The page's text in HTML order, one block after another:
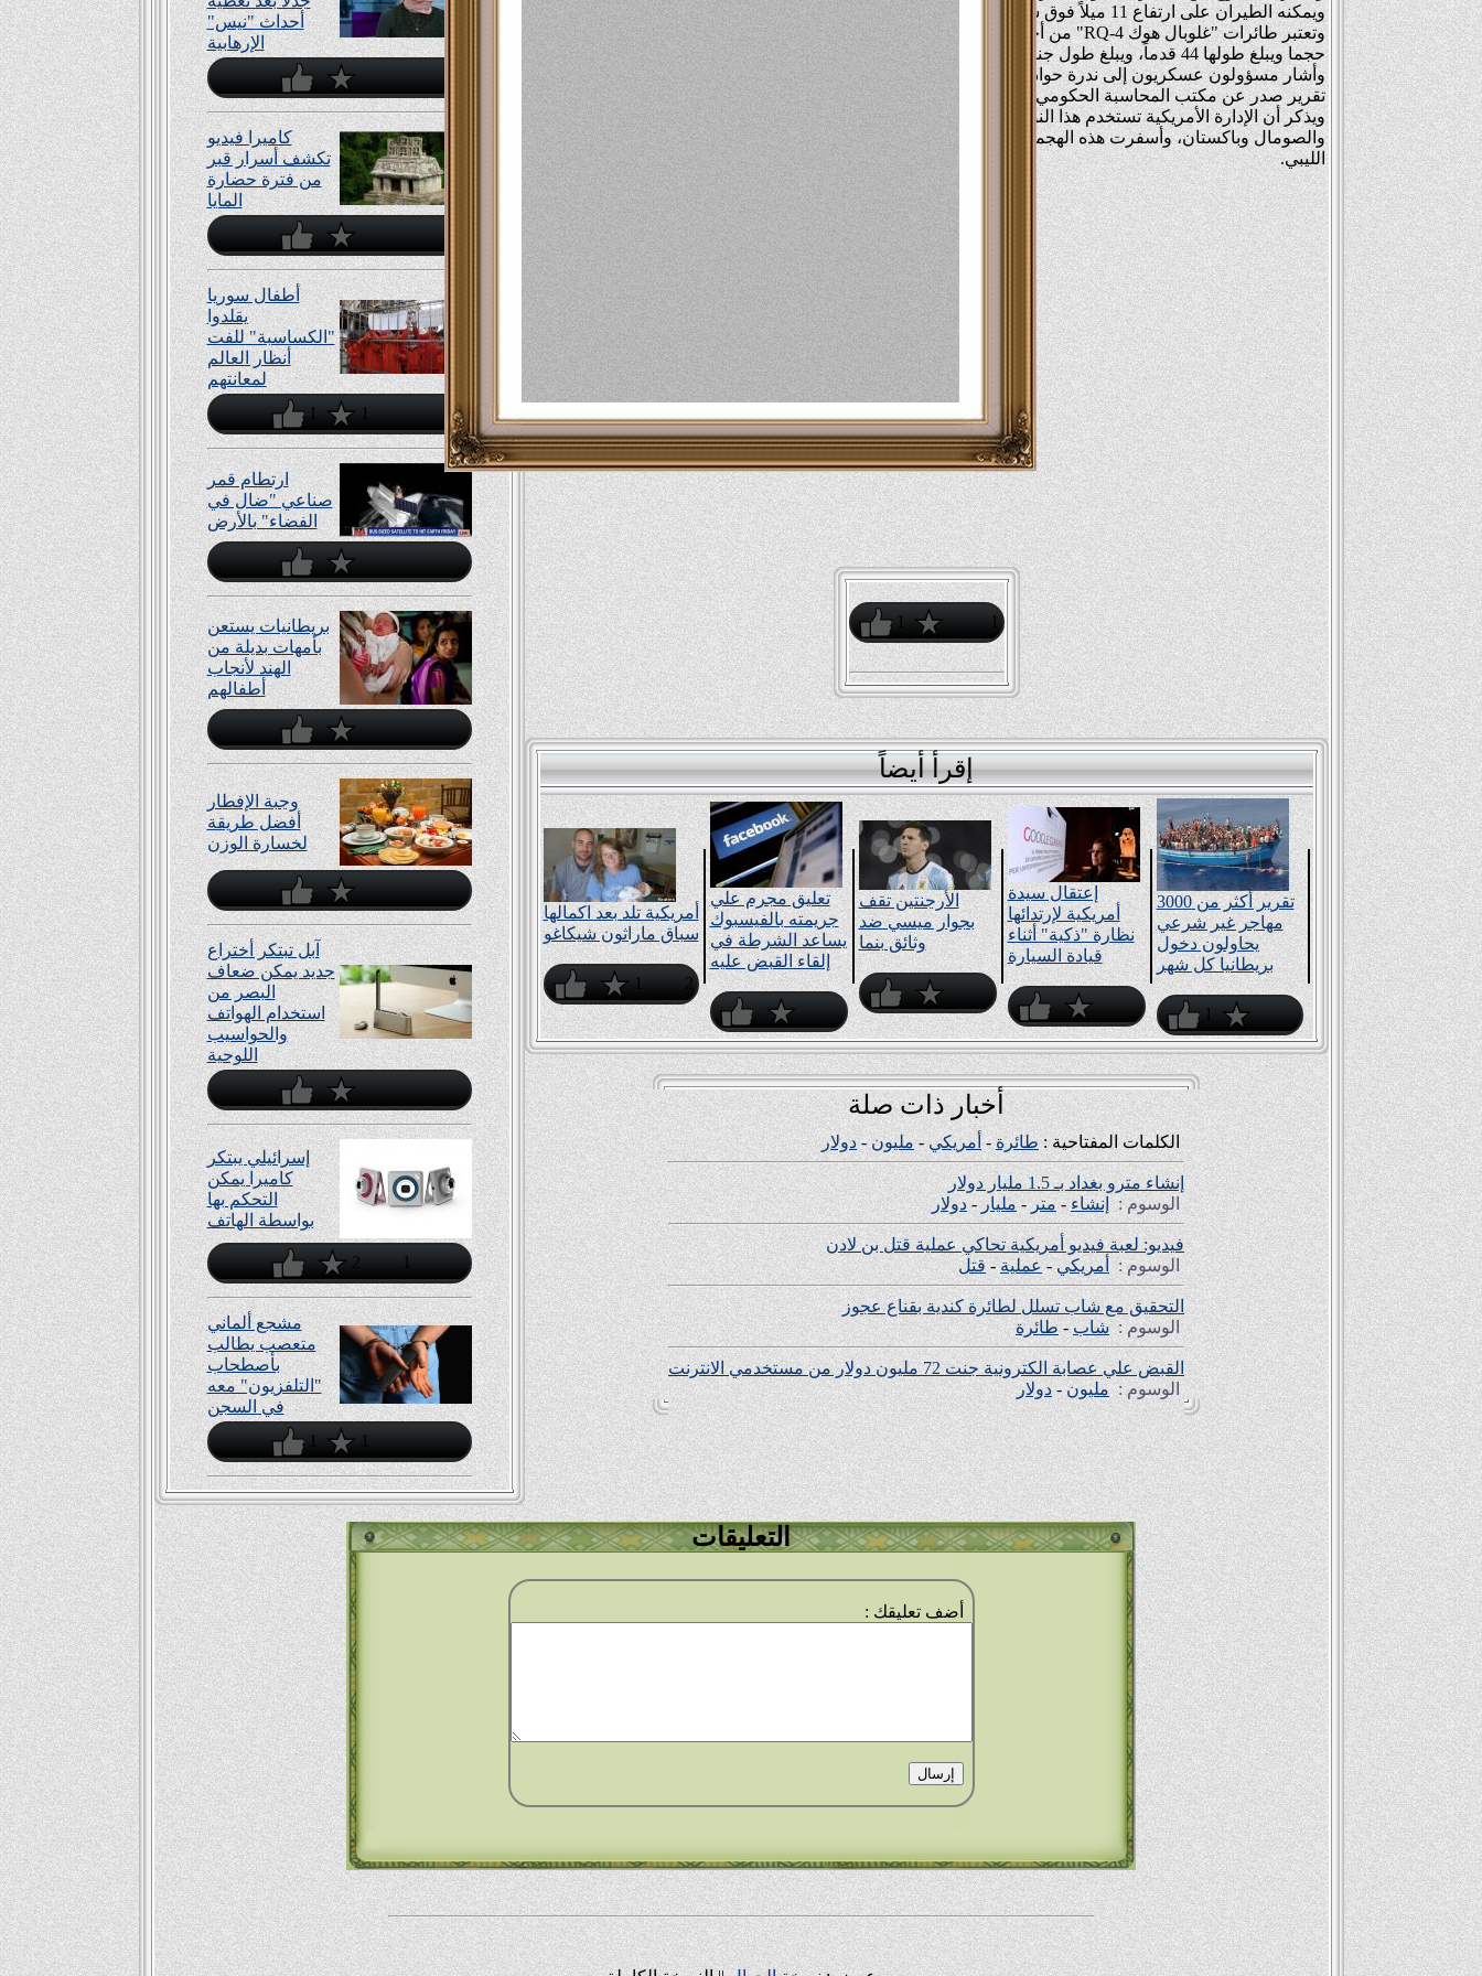
أحداث "نيس"
الإرهابية
كاميرا فيديو
تكشف أسرار قبر
من فترة حضارة
المايا
أطفال سوريا
يقلدوا
"الكساسبة" للفت
أنظار العالم
لمعانتهم
1
1
ارتطام قمر
صناعي "ضال في
الفضاء" بالأرض
بريطانيات يستعن
بأمهات بديلة من
الهند ﻷنجاب
أطفالهم
وجبة الإفطار
أفضل طريقة
لخسارة الوزن
آبل تبتكر أختراع
جديد يمكن ضعاف
البصر من
استخدام الهواتف
والحواسيب
اللوحية
إسرائيلي يبتكر
كاميرا يمكن
التحكم بها
بواسطة الهاتف
2 1
مشجع ألماني
متعصب يطالب
بأصطحاب
"التلفزيون" معه
في السجن
1
1
ويمكنه الطيران على ارتفاع 11 ميلاً فوق سطح الأرض.
وتعتبر طائرات "غلوبال هوك RQ-4" من أحدث أنواع الطائرات بدون طيار بترسانة الجيش الأمريكي، كما أنها الأكبر
حجما ويبلغ طولها 44 قدماً، ويبلغ طول جناحيها 116 قدماً.
وأشار مسؤولون عسكريون إلى ندرة حوادث تحطم هذا النوع من الطائرة التي تبلغ قيمتها 176 مليون دولار، وفق
تقرير صدر عن مكتب المحاسبة الحكومي عام 2010.
ويذكر أن الإدارة الأمريكية تستخدم هذا النوع من الطائرات لقتل قيادات المليشيات المسلحة في كل من اليمن
والصومال وباكستان، وأسفرت هذه الهجمات الجوية مؤخراً عن مقتل الرجل الثاني في تنظيم القاعدة، أبو يحيي
الليبي.
1 1
إقرأ أيضاً
أمريكية تلد بعد اكمالها
سباق ماراثون شيكاغو
1 2
تعليق مجرم علي
جريمته بالفيسبوك
يساعد الشرطة في
إلقاء القبض عليه
الأرجنتين تقف
بجوار ميسي ضد
وثائق بنما
إعتقال سيدة
أمريكية لإرتدائها
نظارة "ذكية" أثناء
قيادة السيارة
تقرير أكثر من 3000
مهاجر غير شرعي
يحاولون دخول
بريطانيا كل شهر
1
أخبار ذات صلة
الكلمات المفتاحية :طائرة-أمريكي-مليون-دولار
إنشاء مترو بغداد بـ 1.5 مليار دولار
الوسوم :
إنشاء-متر-مليار-دولار
فيديو: لعبة فيديو أمريكية تحاكي عملية قتل بن لادن
الوسوم : أمريكي-عملية-قتل
التحقيق مع شاب تسلل لطائرة كندية بقناع عجوز
الوسوم : شاب-طائرة
القبض علي عصابة الكترونية جنت 72 مليون دولار من مستخدمي الانترنت
الوسوم : مليون-دولار
التعليقات
أضف تعليقك :